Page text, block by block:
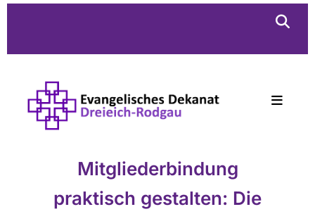
Mitgliederbindung
praktisch gestalten: Die